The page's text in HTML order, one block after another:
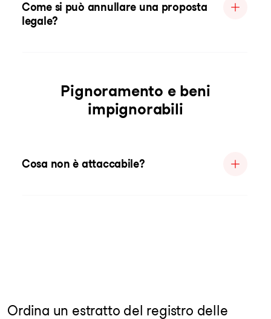
Come si può annullare una proposta
legale?
Pignoramento e beni
impignorabili
Cosa non è attaccabile?
Ordina un estratto del registro delle